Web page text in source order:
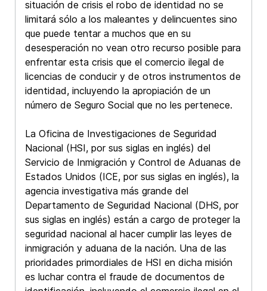
situación de crisis el robo de identidad no se
limitará sólo a los maleantes y delincuentes sino
que puede tentar a muchos que en su
desesperación no vean otro recurso posible para
enfrentar esta crisis que el comercio ilegal de
licencias de conducir y de otros instrumentos de
identidad, incluyendo la apropiación de un
número de Seguro Social que no les pertenece.
La Oficina de Investigaciones de Seguridad
Nacional (HSI, por sus siglas en inglés) del
Servicio de Inmigración y Control de Aduanas de
Estados Unidos (ICE, por sus siglas en inglés), la
agencia investigativa más grande del
Departamento de Seguridad Nacional (DHS, por
sus siglas en inglés) están a cargo de proteger la
seguridad nacional al hacer cumplir las leyes de
inmigración y aduana de la nación. Una de las
prioridades primordiales de HSI en dicha misión
es luchar contra el fraude de documentos de